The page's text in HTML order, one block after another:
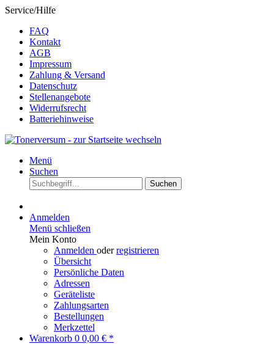
Service/Hilfe
FAQ
Kontakt
AGB
Impressum
Zahlung & Versand
Datenschutz
Stellenangebote
Widerrufsrecht
Batteriehinweise
Menü
Suchen
Suchen
Anmelden
Menü schließen
Mein Konto
Anmelden oderregistrieren
Übersicht
Persönliche Daten
Adressen
Geräteliste
Zahlungsarten
Bestellungen
Merkzettel
Warenkorb 0 0,00 € *